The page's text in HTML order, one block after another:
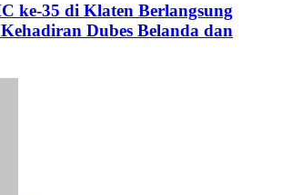
ke-35 di Klaten Berlangsung
Dubes Belanda dan